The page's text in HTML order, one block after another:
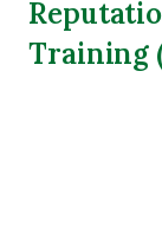
Training